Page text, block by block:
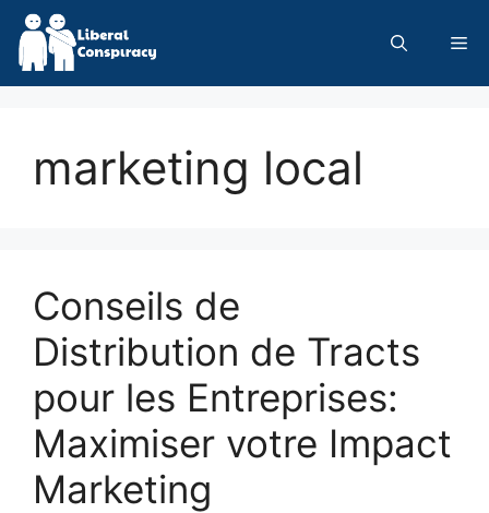
Skip
content
marketing local
Conseils de
Distribution de Tracts
pour les Entreprises:
Maximiser votre Impact
Marketing